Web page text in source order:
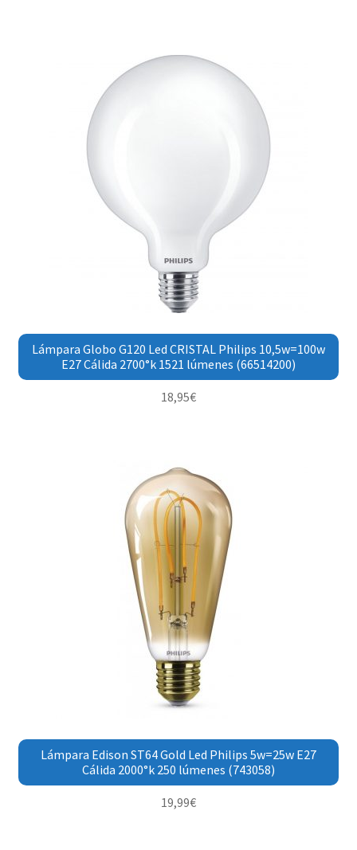
Lámpara Globo G120 Led CRISTAL Philips 10,5w=100w
E27 Cálida 2700°k 1521 lúmenes (66514200)
18,95€
Lámpara Edison ST64 Gold Led Philips 5w=25w E27
Cálida 2000°k 250 lúmenes (743058)
19,99€